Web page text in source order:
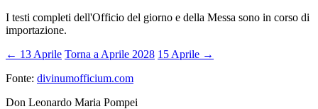
I testi completi dell'Officio del giorno e della Messa sono in corso di
importazione.
← 13 Aprile Torna a Aprile 2028 15 Aprile →
Fonte: divinumofficium.com
Don Leonardo Maria Pompei